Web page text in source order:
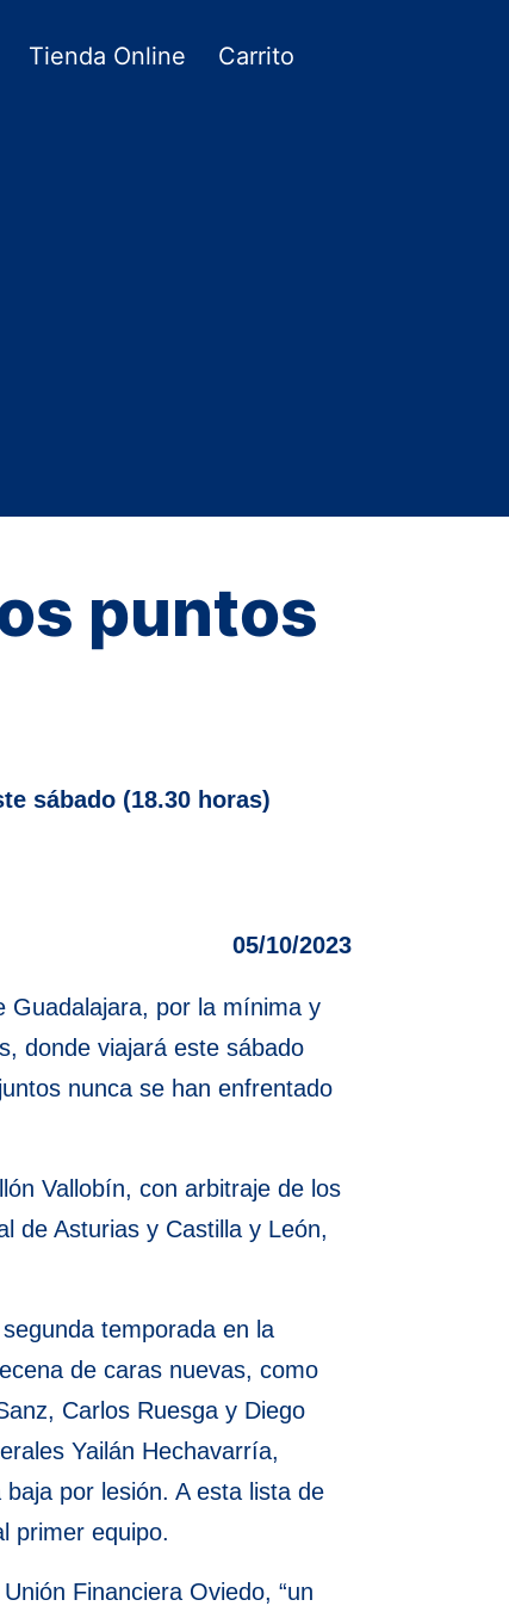
Tienda Online Carrito
puntos
sábado (18.30 horas)
05/10/2023
Guadalajara, por la mínima y
donde viajará este sábado
nunca se han enfrentado
Vallobín, con arbitraje de los
de Asturias y Castilla y León,
temporada en la
de caras nuevas, como
Carlos Ruesga y Diego
Yailán Hechavarría,
por lesión. A esta lista de
primer equipo.
Financiera Oviedo, “un